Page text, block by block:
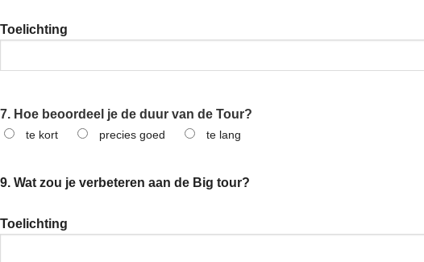
Toelichting
7. Hoe beoordeel je de duur van de Tour?
te kort precies goed te lang
9. Wat zou je verbeteren aan de Big tour?
Toelichting